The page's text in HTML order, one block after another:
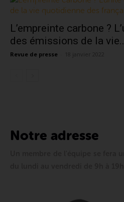
L’empreinte carbone ?
des émissions de la
Revue de presse
Notre adresse